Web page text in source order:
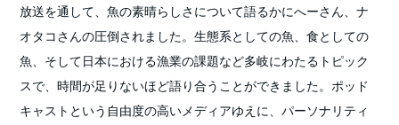
放送を通して、魚の素晴らしさについて語るかにへーさん、ナ
オタコさんの圧倒されました。生態系としての魚、食としての
魚、そして日本における漁業の課題など多岐にわたるトピック
スで、時間が足りないほど語り合うことができました。ポッド
キャストという自由度の高いメディアゆえに、パーソナリティ